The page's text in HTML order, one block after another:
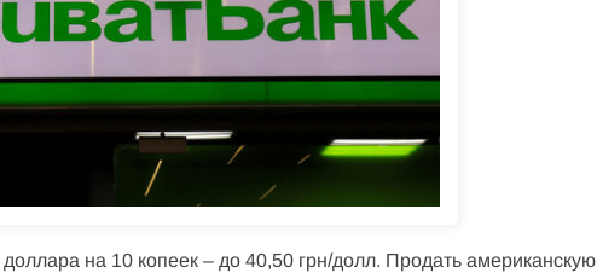
на 10 копеек – до 40,50 грн/долл. Продать американскую